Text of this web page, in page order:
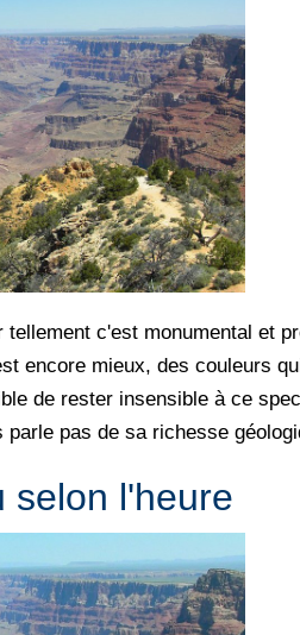
c'est monumental et
encore mieux, des couleurs
de rester insensible à ce
pas de sa richesse
selon l'heure